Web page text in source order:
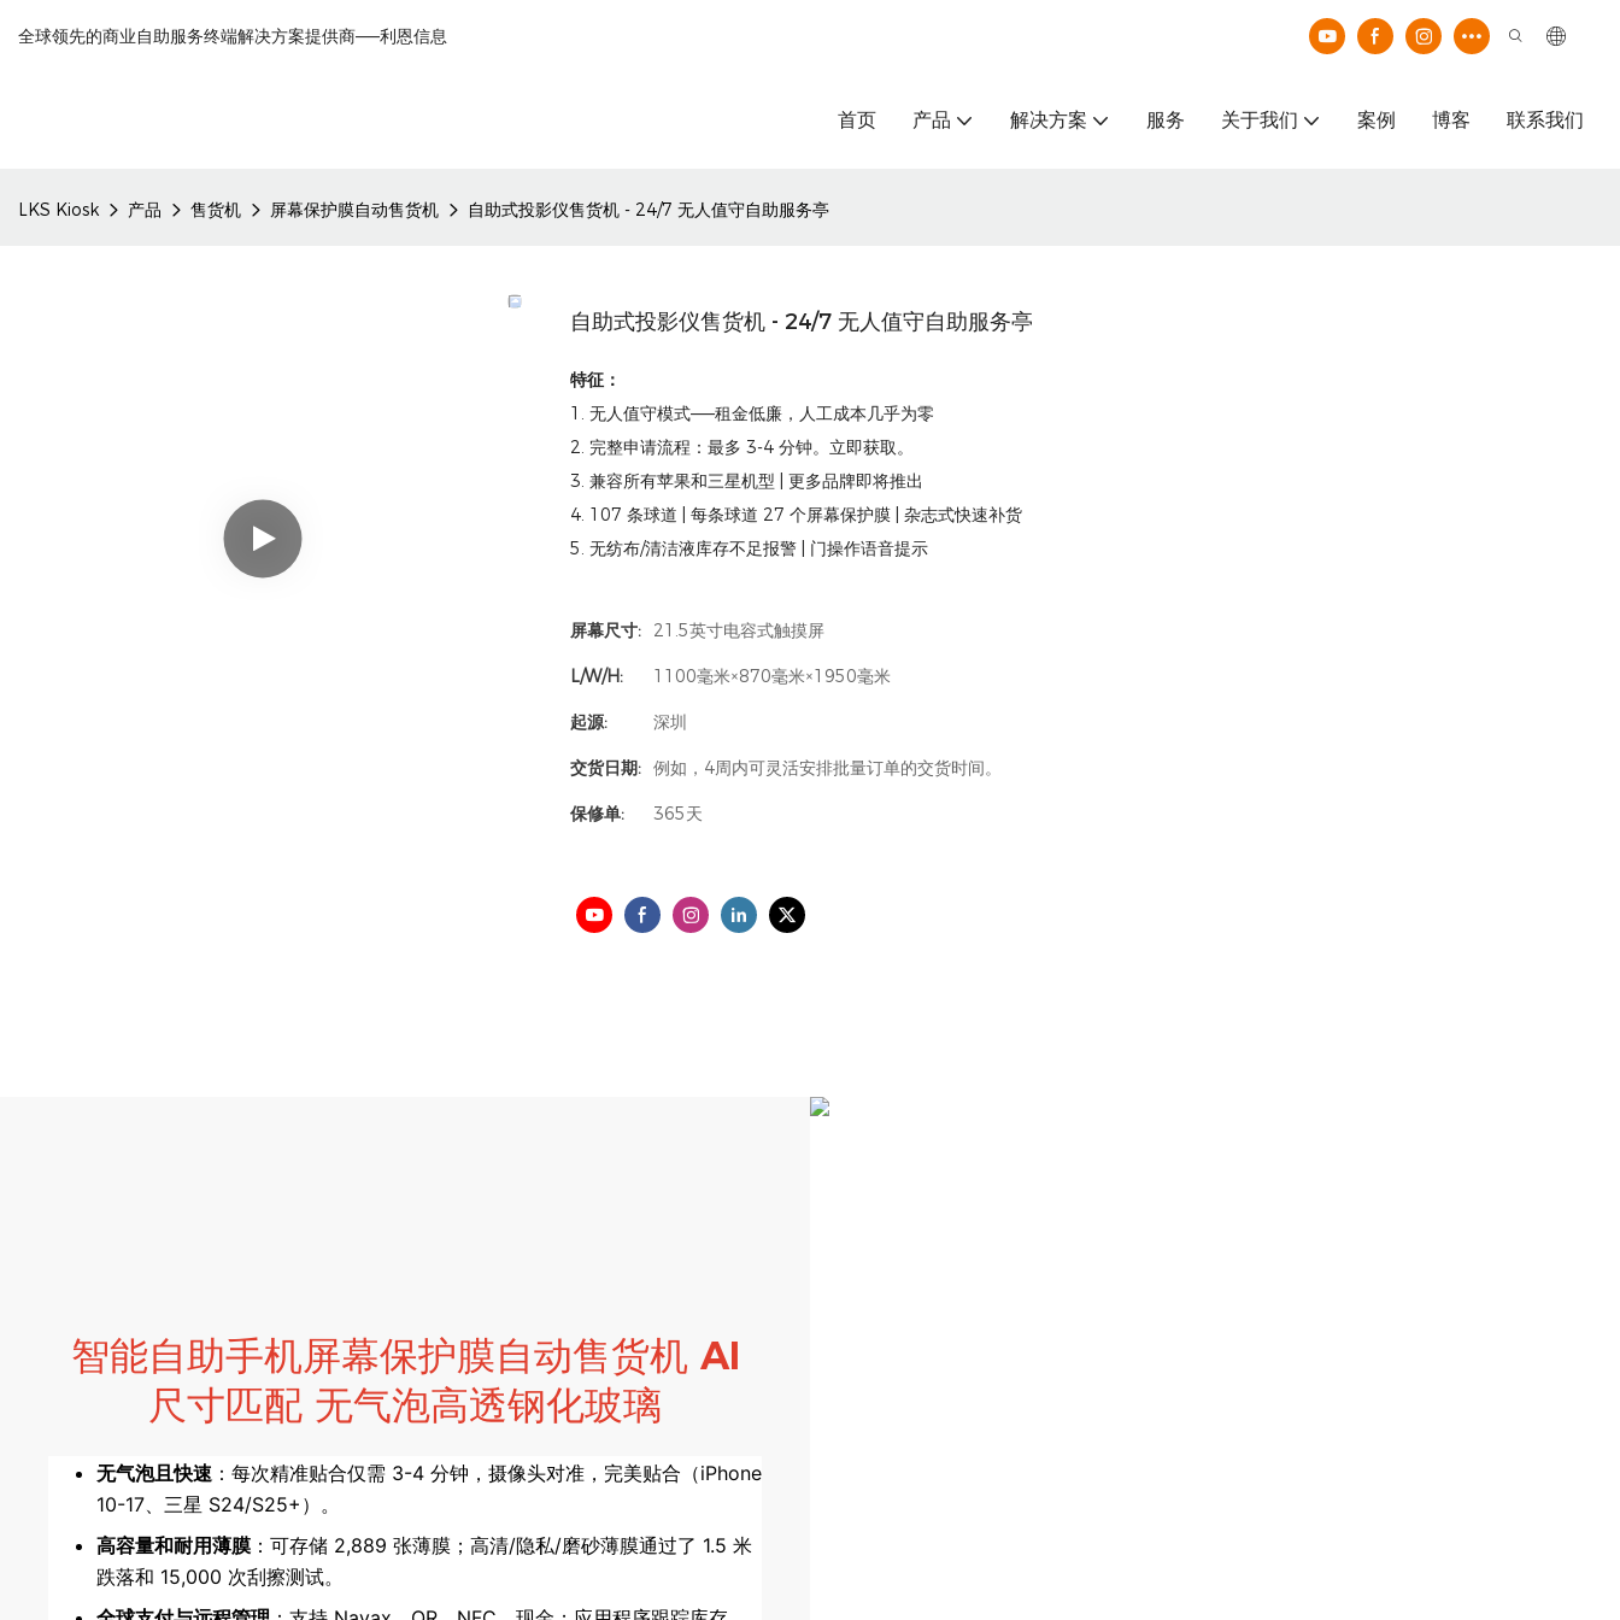
全球领先的商业自助服务终端解决方案提供商——利恩信息
首页 产品 解决方案 服务 关于我们 案例 博客 联系我们
LKS Kiosk 产品 售货机 屏幕保护膜自动售货机 自助式投影仪售货机 - 24/7 无人值守自助服务亭
自助式投影仪售货机 - 24/7 无人值守自助服务亭
特征：
1. 无人值守模式——租金低廉，人工成本几乎为零
2. 完整申请流程：最多 3-4 分钟。立即获取。
3. 兼容所有苹果和三星机型 | 更多品牌即将推出
4. 107 条球道 | 每条球道 27 个屏幕保护膜 | 杂志式快速补货
5. 无纺布/清洁液库存不足报警 | 门操作语音提示
屏幕尺寸: 21.5英寸电容式触摸屏
L/W/H: 1100毫米×870毫米×1950毫米
起源: 深圳
交货日期: 例如，4周内可灵活安排批量订单的交货时间。
保修单: 365天
智能自助手机屏幕保护膜自动售货机 AI
尺寸匹配 无气泡高透钢化玻璃
无气泡且快速 ：每次精准贴合仅需 3-4 分钟，摄像头对准，完美贴合（iPhone
10-17、三星 S24/S25+）。
高容量和耐用薄膜：可存储 2,889 张薄膜；高清/隐私/磨砂薄膜通过了 1.5 米
跌落和 15,000 次刮擦测试。